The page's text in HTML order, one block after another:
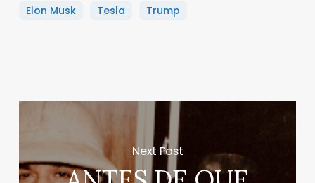
Elon Musk Tesla Trump
Next Post